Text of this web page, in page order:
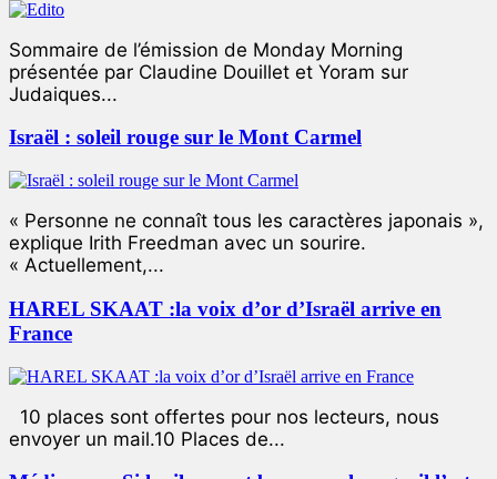
Sommaire de l’émission de Monday Morning
présentée par Claudine Douillet et Yoram sur
Judaiques...
Israël : soleil rouge sur le Mont Carmel
« Personne ne connaît tous les caractères japonais »,
explique Irith Freedman avec un sourire.
« Actuellement,...
HAREL SKAAT :la voix d’or d’Israël arrive en
France
10 places sont offertes pour nos lecteurs, nous
envoyer un mail.10 Places de...